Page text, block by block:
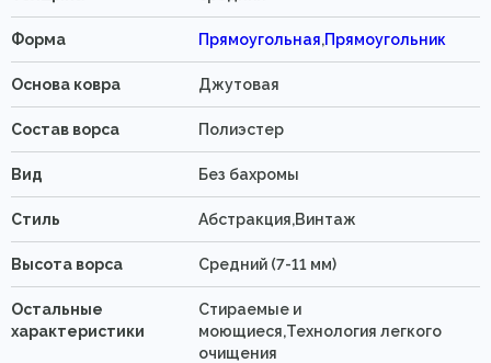
Форма Прямоугольная,Прямоугольник
Основа ковра Джутовая
Состав ворса Полиэстер
Вид Без бахромы
Стиль Абстракция,Винтаж
Высота ворса Средний (7-11 мм)
Остальные
характеристики
Стираемые и
моющиеся,Технология легкого
очищения